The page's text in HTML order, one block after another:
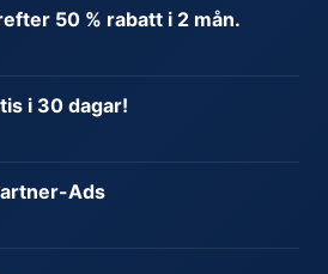
50 % rabatt i 2 mån.
i 30 dagar!
Ads